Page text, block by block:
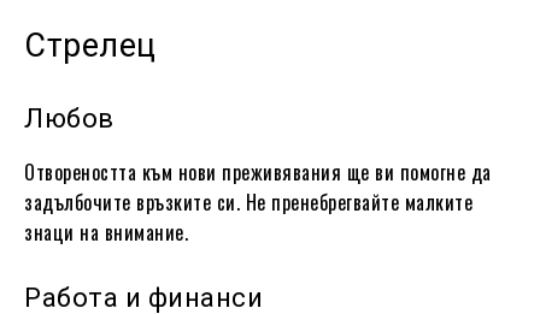
Стрелец
Любов
Отвореността към нови преживявания ще ви помогне да
задълбочите връзките си. Не пренебрегвайте малките
знаци на внимание.
Работа и финанси